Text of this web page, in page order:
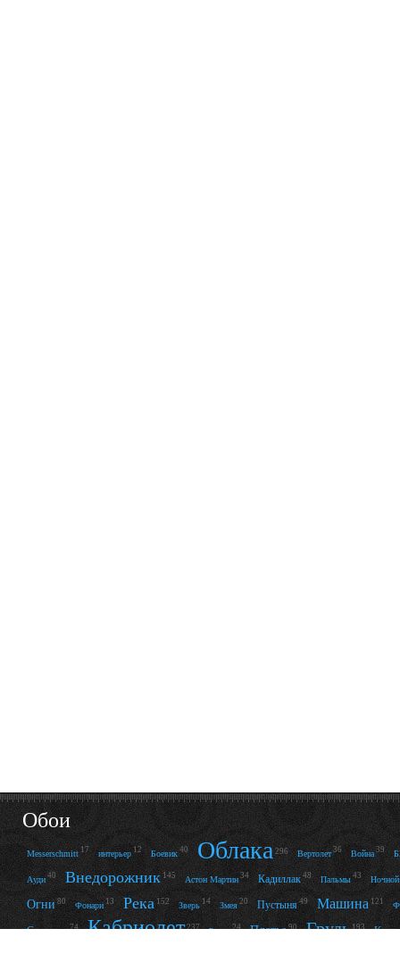
Обои
Messerschmitt 17 интерьер 12 Боевик 40 Облака 296 Вертолет 36 Война 39
Ауди 40 Внедорожник 145 Астон Мартин 34 Кадиллак 48 Пальмы 43 Ночной
Огни 80 Фонари 13 Река 152 Зверь 14 Змея 20 Пустыня 49 Машина 121
Скорость 74 Кабриолет 237 Ретро 24 Платье 90 Грудь 193